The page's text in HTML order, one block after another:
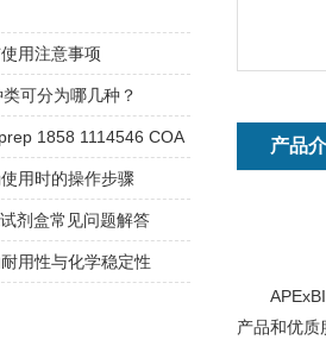
产品
产品和优质
用注意事项
可分为哪几种？
1858 1114546 COA
用时的操作步骤
剂盒常见问题解答
用性与化学稳定性